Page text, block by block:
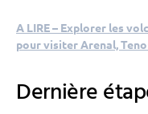
A LIRE – Explorer les
pour visiter Arenal,
Dernière